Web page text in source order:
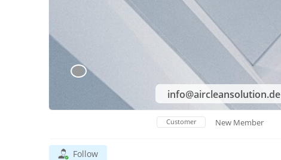
info@aircleansolution.de
Customer New Member
Follow